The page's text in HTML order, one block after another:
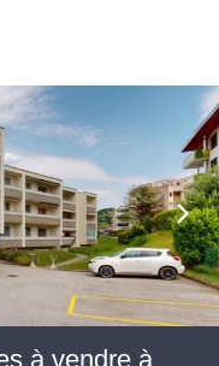
à vendre à